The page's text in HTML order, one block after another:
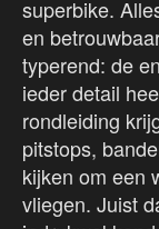
superbike.
en
typerend: de
ieder detail
rondleiding
pitstops,
kijken om een
vliegen. Juist